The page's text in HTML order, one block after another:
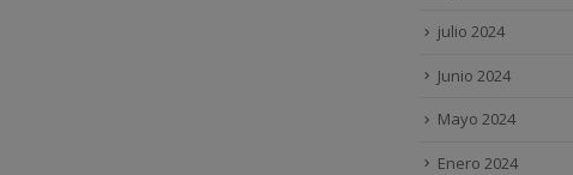
julio 2024
Junio 2024
Mayo 2024
Enero 2024